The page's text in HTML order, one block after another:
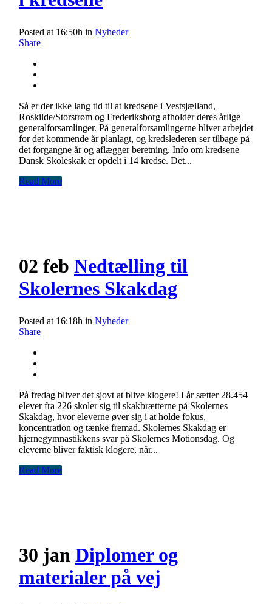
Posted at 16:50h in Nyheder
Share
Så er der ikke lang tid til at kredsene i Vestsjælland,
Roskilde/Storstrøm og Frederiksborg afholder deres årlige
generalforsamlinger. På generalforsamlingerne bliver arbejdet
for det kommende år planlagt, og kredslederen ser tilbage på
det forgangne år og aflægger beretning. Info om kredsene
Dansk Skoleskak er opdelt i 14 kredse. Det...
Read More
02 feb Nedtælling til
Skolernes Skakdag
Posted at 16:18h in Nyheder
Share
På fredag bliver det sjovt at blive klogere! I år sætter 28.454
elever fra 226 skoler sig til skakbrætterne på Skolernes
Skakdag, hvor eleverne øver sig i at holde fokus,
koncentration og tænke fremad. Skolernes Skakdag er
hjernegymnastikkens svar på Skolernes Motionsdag. Og
eleverne bliver faktisk klogere, når...
Read More
30 jan Diplomer og
materialer på vej